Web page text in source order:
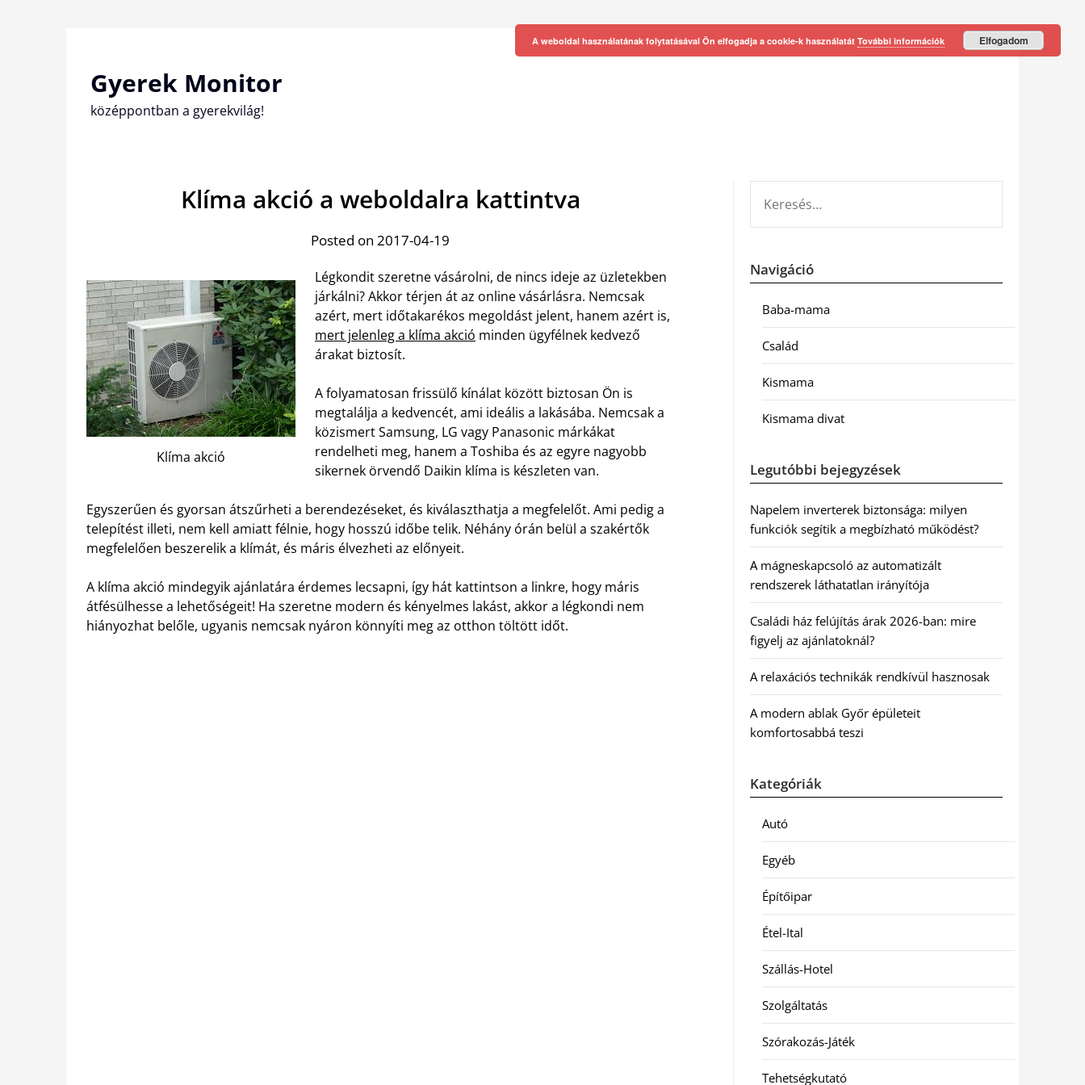
Gyerek Monitor
középpontban a gyerekvilág!
Klíma akció a weboldalra kattintva
Posted on 2017-04-19
Klíma akció
Légkondit szeretne vásárolni, de nincs ideje az üzletekben
járkálni? Akkor térjen át az online vásárlásra. Nemcsak
azért, mert időtakarékos megoldást jelent, hanem azért is,
mert jelenleg a klíma akció minden ügyfélnek kedvező
árakat biztosít.
A folyamatosan frissülő kínálat között biztosan Ön is
megtalálja a kedvencét, ami ideális a lakásába. Nemcsak a
közismert Samsung, LG vagy Panasonic márkákat
rendelheti meg, hanem a Toshiba és az egyre nagyobb
sikernek örvendő Daikin klíma is készleten van.
Egyszerűen és gyorsan átszűrheti a berendezéseket, és kiválaszthatja a megfelelőt. Ami pedig a
telepítést illeti, nem kell amiatt félnie, hogy hosszú időbe telik. Néhány órán belül a szakértők
megfelelően beszerelik a klímát, és máris élvezheti az előnyeit.
A klíma akció mindegyik ajánlatára érdemes lecsapni, így hát kattintson a linkre, hogy máris
átfésülhesse a lehetőségeit! Ha szeretne modern és kényelmes lakást, akkor a légkondi nem
hiányozhat belőle, ugyanis nemcsak nyáron könnyíti meg az otthon töltött időt.
Navigáció
Baba-mama
Család
Kismama
Kismama divat
Legutóbbi bejegyzések
Napelem inverterek biztonsága: milyen
funkciók segítik a megbízható működést?
A mágneskapcsoló az automatizált
rendszerek láthatatlan irányítója
Családi ház felújítás árak 2026-ban: mire
figyelj az ajánlatoknál?
A relaxációs technikák rendkívül hasznosak
A modern ablak Győr épületeit
komfortosabbá teszi
Kategóriák
Autó
Egyéb
Építőipar
Étel-Ital
Szállás-Hotel
Szolgáltatás
Szórakozás-Játék
Tehetségkutató
A weboldal használatának folytatásával Ön elfogadja a cookie-k használatát További információk Elfogadom